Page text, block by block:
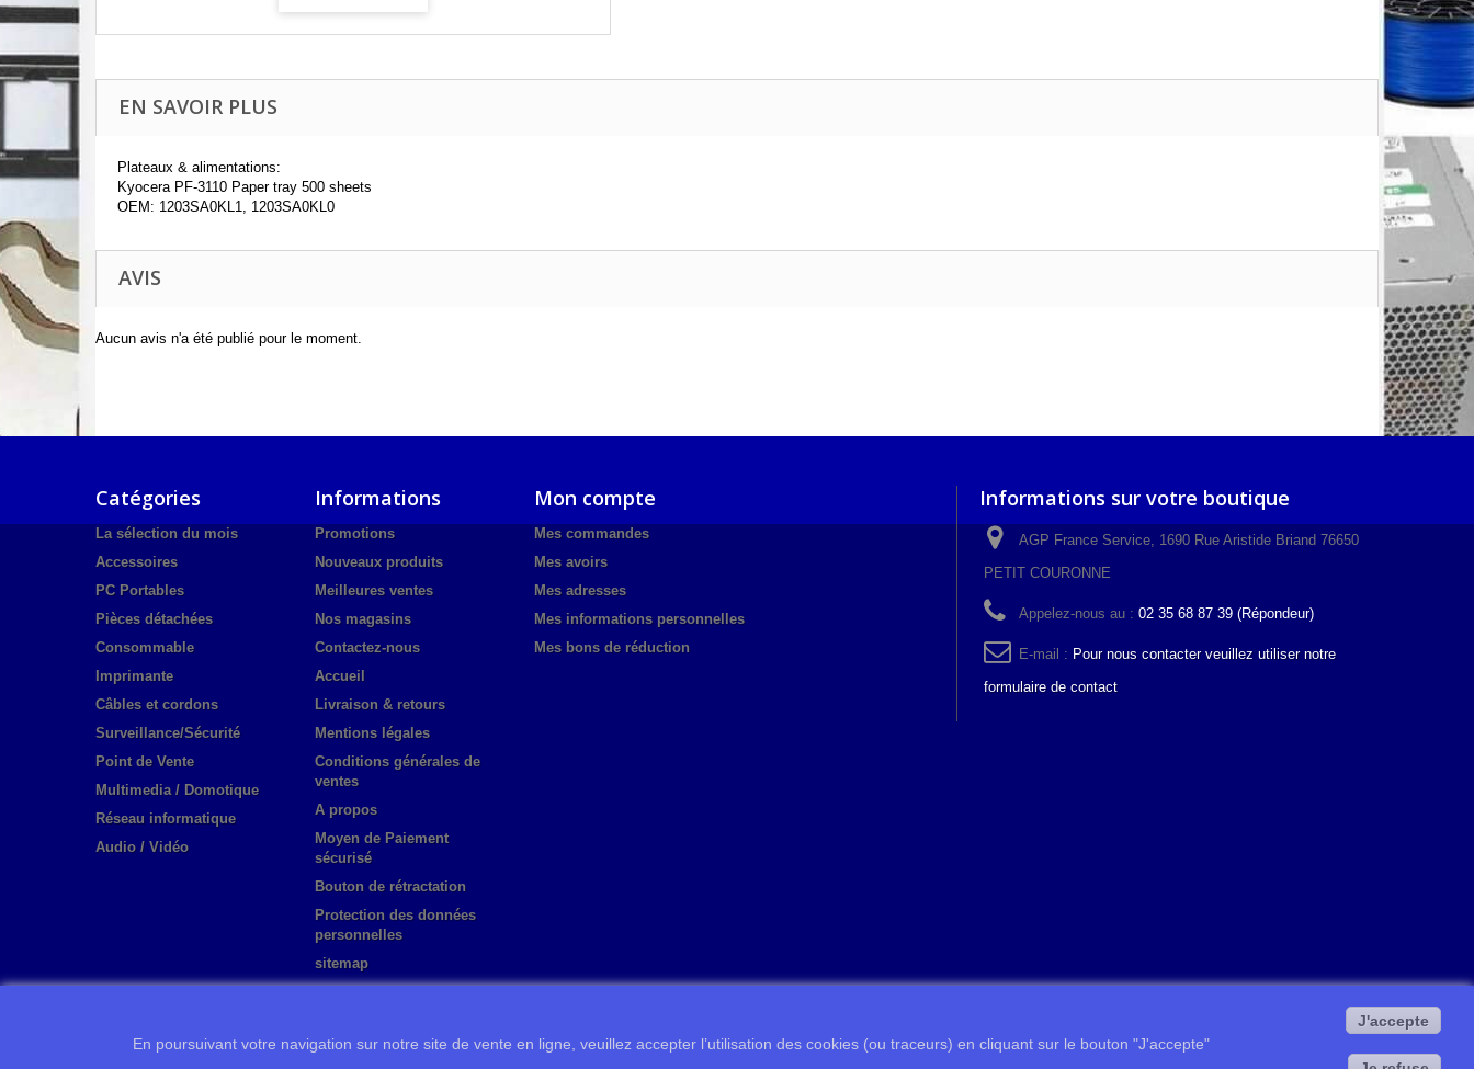
EN SAVOIR PLUS
Plateaux & alimentations:
Kyocera PF-3110 Paper tray 500 sheets
OEM: 1203SA0KL1, 1203SA0KL0
AVIS
Aucun avis n'a été publié pour le moment.
Catégories
La sélection du mois
Accessoires
PC Portables
Pièces détachées
Consommable
Imprimante
Câbles et cordons
Surveillance/Sécurité
Point de Vente
Multimedia / Domotique
Réseau informatique
Audio / Vidéo
Informations
Promotions
Nouveaux produits
Meilleures ventes
Nos magasins
Contactez-nous
Accueil
Livraison & retours
Mentions légales
Conditions générales de
ventes
A propos
Moyen de Paiement
sécurisé
Bouton de rétractation
Protection des données
personnelles
sitemap
Mon compte
Mes commandes
Mes avoirs
Mes adresses
Mes informations personnelles
Mes bons de réduction
Informations sur votre boutique
AGP France Service, 1690 Rue Aristide Briand 76650
PETIT COURONNE
Appelez-nous au : 02 35 68 87 39 (Répondeur)
E-mail : Pour nous contacter veuillez utiliser notre
formulaire de contact
En poursuivant votre navigation sur notre site de vente en ligne, veuillez accepter l’utilisation des cookies (ou traceurs) en cliquant sur le bouton "J'accepte"
J'accepte